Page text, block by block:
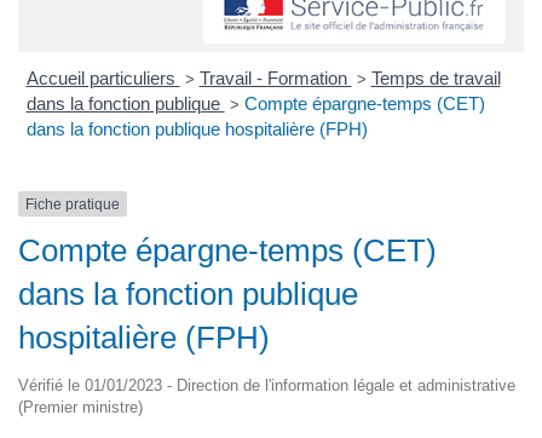
Accueil particuliers > Travail - Formation > Temps de travail
dans la fonction publique > Compte épargne-temps (CET)
dans la fonction publique hospitalière (FPH)
Fiche pratique
Compte épargne-temps (CET)
dans la fonction publique
hospitalière (FPH)
Vérifié le 01/01/2023 - Direction de l'information légale et administrative
(Premier ministre)